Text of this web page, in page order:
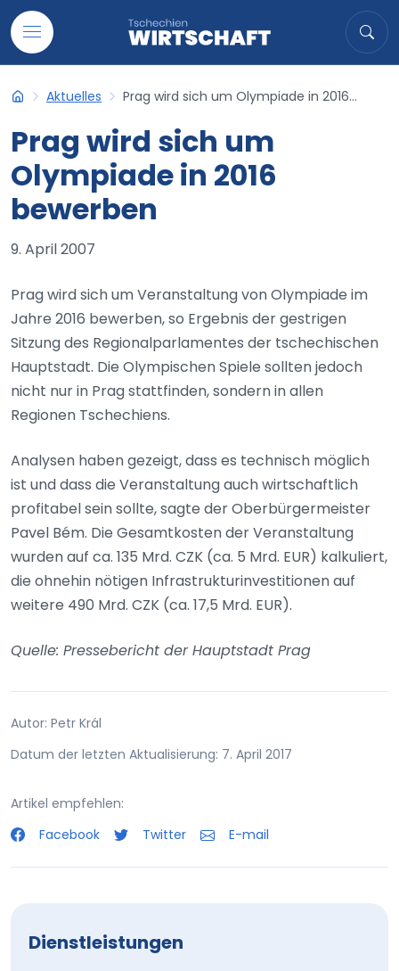
Auf Inhalt übergehen
Suche
Aktuelles Prag wird sich um Olympiade in 2016...
Prag wird sich um
Olympiade in 2016
bewerben
9. April 2007
Prag wird sich um Veranstaltung von Olympiade im
Jahre 2016 bewerben, so Ergebnis der gestrigen
Sitzung des Regionalparlamentes der tschechischen
Hauptstadt. Die Olympischen Spiele sollten jedoch
nicht nur in Prag stattfinden, sondern in allen
Regionen Tschechiens.
Analysen haben gezeigt, dass es technisch möglich
ist und dass die Veranstaltung auch wirtschaftlich
profitabel sein sollte, sagte der Oberbürgermeister
Pavel Bém. Die Gesamtkosten der Veranstaltung
wurden auf ca. 135 Mrd. CZK (ca. 5 Mrd. EUR) kalkuliert,
die ohnehin nötigen Infrastrukturinvestitionen auf
weitere 490 Mrd. CZK (ca. 17,5 Mrd. EUR).
Quelle: Pressebericht der Hauptstadt Prag
Autor: Petr Král
Datum der letzten Aktualisierung: 7. April 2017
Artikel empfehlen:
Facebook
Twitter E-mail
Dienstleistungen